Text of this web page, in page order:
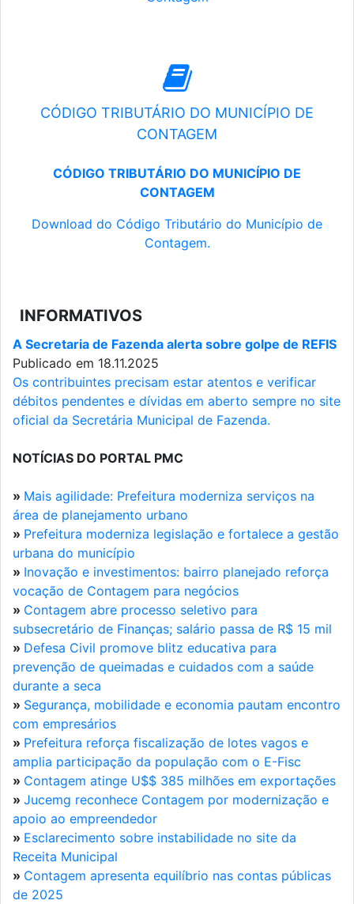
CÓDIGO TRIBUTÁRIO DO MUNICÍPIO DE
CONTAGEM
CÓDIGO TRIBUTÁRIO DO MUNICÍPIO DE
CONTAGEM
Download do Código Tributário do Município de
Contagem.
INFORMATIVOS
A Secretaria de Fazenda alerta sobre golpe de REFIS
Publicado em 18.11.2025
Os contribuintes precisam estar atentos e verificar
débitos pendentes e dívidas em aberto sempre no site
oficial da Secretária Municipal de Fazenda.
NOTÍCIAS DO PORTAL PMC
» Mais agilidade: Prefeitura moderniza serviços na
área de planejamento urbano
» Prefeitura moderniza legislação e fortalece a gestão
urbana do município
» Inovação e investimentos: bairro planejado reforça
vocação de Contagem para negócios
» Contagem abre processo seletivo para
subsecretário de Finanças; salário passa de R$ 15 mil
» Defesa Civil promove blitz educativa para
prevenção de queimadas e cuidados com a saúde
durante a seca
» Segurança, mobilidade e economia pautam encontro
com empresários
» Prefeitura reforça fiscalização de lotes vagos e
amplia participação da população com o E-Fisc
» Contagem atinge U$$ 385 milhões em exportações
» Jucemg reconhece Contagem por modernização e
apoio ao empreendedor
» Esclarecimento sobre instabilidade no site da
Receita Municipal
» Contagem apresenta equilíbrio nas contas públicas
de 2025